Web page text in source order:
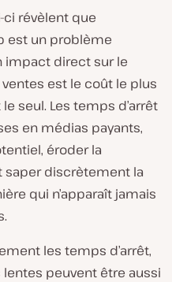
révèlent que
est un problème
impact direct sur le
ventes est le coût le plus
seul. Les temps d’arrêt
en médias payants,
éroder la
saper discrètement la
qui n’apparaît jamais
les temps d’arrêt,
peuvent être aussi